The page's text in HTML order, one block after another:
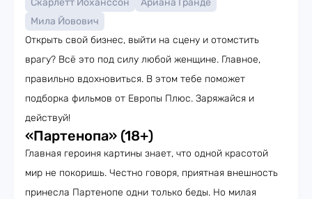
Скарлетт Йоханссон
Ариана Гранде
Мила Йовович
Открыть свой бизнес, выйти на сцену и отомстить
врагу? Всё это под силу любой женщине. Главное,
правильно вдохновиться. В этом тебе поможет
подборка фильмов от Европы Плюс. Заряжайся и
действуй!
«Партенопа» (18+)
Главная героиня картины знает, что одной красотой
мир не покоришь. Честно говоря, приятная внешность
принесла Партенопе одни только беды. Но милая